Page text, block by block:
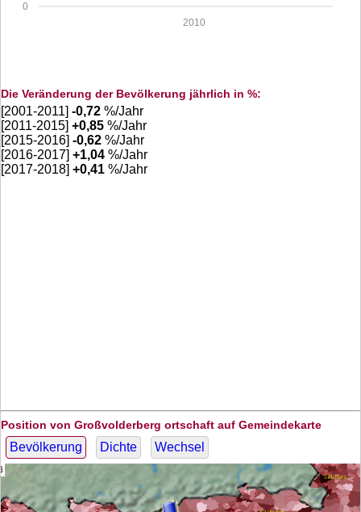
0
2010
Die Veränderung der Bevölkerung jährlich in %:
[2001-2011] -0,72 %/Jahr
[2011-2015] +0,85 %/Jahr
[2015-2016] -0,62 %/Jahr
[2016-2017] +1,04 %/Jahr
[2017-2018] +0,41 %/Jahr
Position von Großvolderberg ortschaft auf Gemeindekarte
Bevölkerung Dichte Wechsel